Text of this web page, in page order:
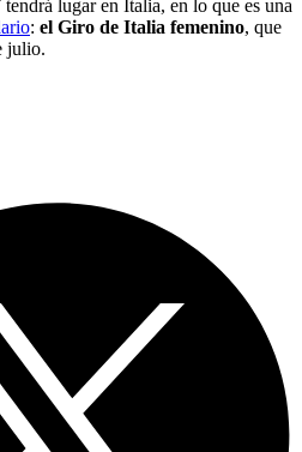
lugar en Italia, en lo que es una
: el Giro de Italia femenino, que
julio.